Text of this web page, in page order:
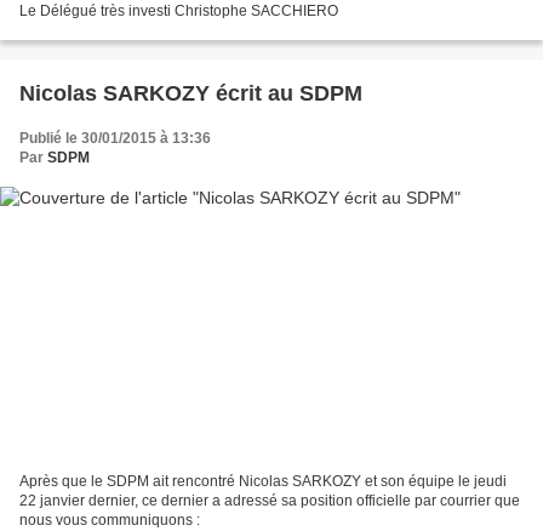
Le Délégué très investi Christophe SACCHIERO
Nicolas SARKOZY écrit au SDPM
Publié le 30/01/2015 à 13:36
Par SDPM
Après que le SDPM ait rencontré Nicolas SARKOZY et son équipe le jeudi
22 janvier dernier, ce dernier a adressé sa position officielle par courrier que
nous vous communiquons :